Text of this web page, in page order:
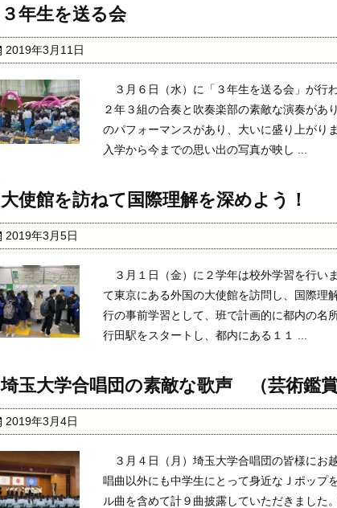
３年生を送る会
2019年3月11日
３月６日（水）に「３年生を送る会」が行
２年３組の合奏と吹奏楽部の素敵な演奏があ
のパフォーマンスがあり、大いに盛り上がり
入学から今までの思い出の写真が映し ...
大使館を訪ねて国際理解を深めよう！
2019年3月5日
３月１日（金）に２学年は校外学習を行い
て東京にある外国の大使館を訪問し、国際理
行の事前学習として、班で計画的に都内の名
行田駅をスタートし、都内にある１１ ...
埼玉大学合唱団の素敵な歌声 （芸術鑑賞
2019年3月4日
３月４日（月）埼玉大学合唱団の皆様にお
唱曲以外にも中学生にとって身近なＪポップ
ル曲を含めて計９曲披露していただきました